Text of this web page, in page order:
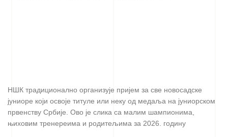
НШК традиционално организује пријем за све новосадске
јуниоре који освоје титуле или неку од медаља на јуниорском
првенству Србије. Ово је слика са малим шампионима,
њиховим тренереима и родитељима за 2026. годину